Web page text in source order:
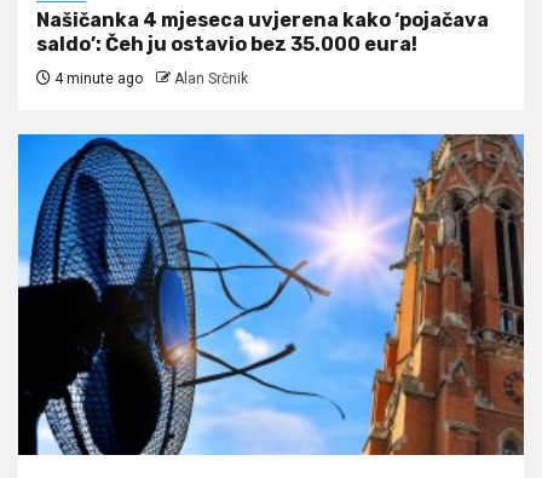
Našičanka 4 mjeseca uvjerena kako ‘pojačava
saldo’: Čeh ju ostavio bez 35.000 eura!
4 minute ago Alan Srčnik